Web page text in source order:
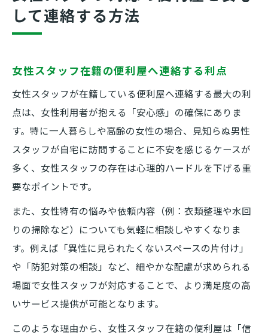
して連絡する方法
女性スタッフ在籍の便利屋へ連絡する利点
女性スタッフが在籍している便利屋へ連絡する最大の利
点は、女性利用者が抱える「安心感」の確保にありま
す。特に一人暮らしや高齢の女性の場合、見知らぬ男性
スタッフが自宅に訪問することに不安を感じるケースが
多く、女性スタッフの存在は心理的ハードルを下げる重
要なポイントです。
また、女性特有の悩みや依頼内容（例：衣類整理や水回
りの掃除など）についても気軽に相談しやすくなりま
す。例えば「異性に見られたくないスペースの片付け」
や「防犯対策の相談」など、細やかな配慮が求められる
場面で女性スタッフが対応することで、より満足度の高
いサービス提供が可能となります。
このような理由から、女性スタッフ在籍の便利屋は「信